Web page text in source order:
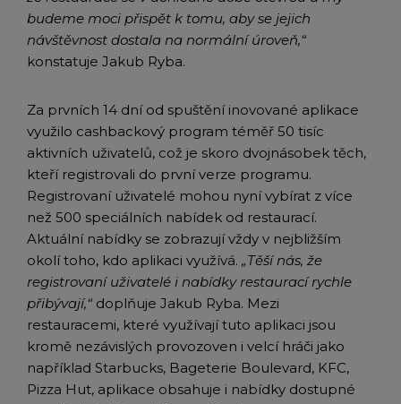
budeme moci přispět k tomu, aby se jejich
návštěvnost dostala na normální úroveň,“
konstatuje Jakub Ryba.
Za prvních 14 dní od spuštění inovované aplikace
využilo cashbackový program téměř 50 tisíc
aktivních uživatelů, což je skoro dvojnásobek těch,
kteří registrovali do první verze programu.
Registrovaní uživatelé mohou nyní vybírat z více
než 500 speciálních nabídek od restaurací.
Aktuální nabídky se zobrazují vždy v nejbližším
okolí toho, kdo aplikaci využívá. „Těší nás, že
registrovaní uživatelé i nabídky restaurací rychle
přibývají,“ doplňuje Jakub Ryba. Mezi
restauracemi, které využívají tuto aplikaci jsou
kromě nezávislých provozoven i velcí hráči jako
například Starbucks, Bageterie Boulevard, KFC,
Pizza Hut, aplikace obsahuje i nabídky dostupné